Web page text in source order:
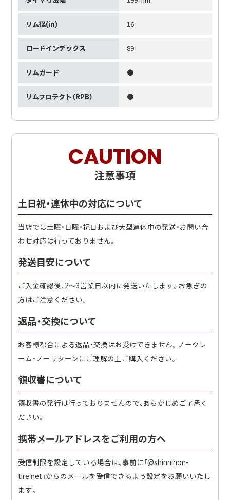
リム径(in) 16
ロードインデックス 89
リムガード ●
リムプロテクト（RPB） ●
CAUTION
注意事項
土日祝・連休中の対応について
当店では土曜・日曜・祝日および大型連休中の発送・お問い合
わせ対応は行っておりません。
発送目安について
ご入金確認後、2〜3営業日以内に発送いたします。お急ぎの
方はご注意ください。
返品・交換について
お客様都合による返品・交換はお受けできません。ノークレ
ーム・ノーリターンにご理解の上ご購入ください。
領収書について
領収書の発行は行っておりませんので、あらかじめご了承く
ださい。
携帯メールアドレスをご利用の方へ
受信制限を設定している場合は、事前に「@shinnihon-
tire.net」からのメールを受信できるよう設定をお願いいたし
ます。